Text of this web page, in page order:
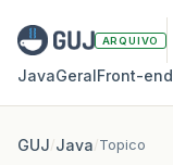
ARQUIVO
JavaGeralFront‑end
GUJ/Java/Topico